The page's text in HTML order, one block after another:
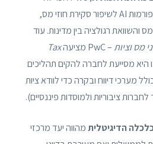
לאחרונה על שימוש בפלטפורמות AI לשיפור סקירת חוזי מס,
והשוואת רגולציה בין מדינות. עוד
מס וציות– PwC מציעה
Tax
היא מסייעת לחברה להקים תהליכים
מערכי דיווח ובקרה כדי לוודא ציות
ציבוריות ולמוסדות פיננסיים).
הדיגיטליתמהווה יעד מרכזי